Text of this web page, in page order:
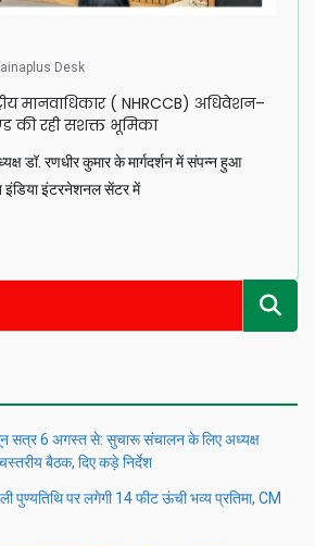
Desk
मानवाधिकार ( NHRCCB) अधिवेशन–
की रही सशक्त भूमिका
डॉ. रणधीर कुमार के मार्गदर्शन में संपन्न हुआ
इंडिया इंटरनेशनल सेंटर में
सत्र 6 अगस्त से: सुचारू संचालन के लिए अध्यक्ष
बैठक, दिए कड़े निर्देश
पुण्यतिथि पर लगेगी 14 फीट ऊंची भव्य प्रतिमा, CM